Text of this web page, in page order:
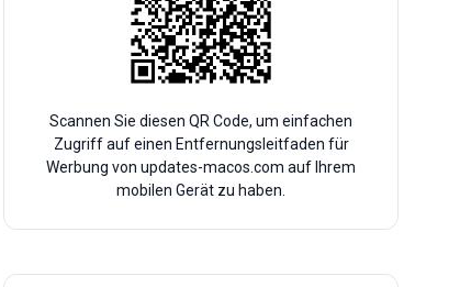
Scannen Sie diesen QR Code, um einfachen
Zugriff auf einen Entfernungsleitfaden für
Werbung von updates-macos.com auf Ihrem
mobilen Gerät zu haben.